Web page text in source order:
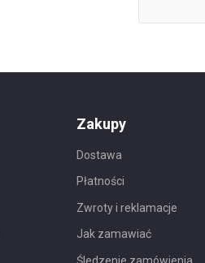
Zakupy
Dostawa
Płatności
Zwroty i reklamacje
Jak zamawiać
Śledzenie zamówienia